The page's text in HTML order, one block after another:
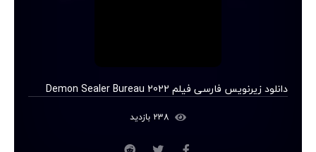
دانلود زیرنویس فارسی فیلم Demon Sealer Bureau 2022